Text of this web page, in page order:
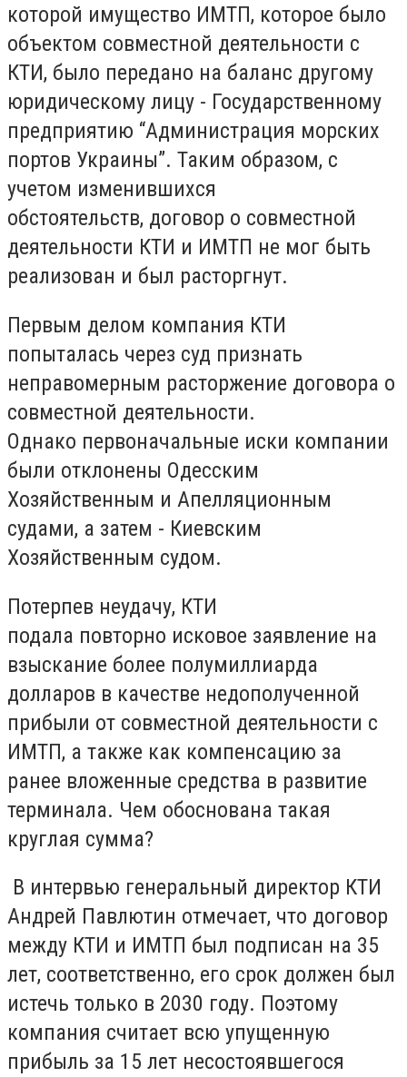
которой имущество ИМТП, которое было
объектом совместной деятельности с
КТИ, было передано на баланс другому
юридическому лицу - Государственному
предприятию “Администрация морских
портов Украины”. Таким образом, с
учетом изменившихся
обстоятельств, договор о совместной
деятельности КТИ и ИМТП не мог быть
реализован и был расторгнут.
Первым делом компания КТИ
попыталась через суд признать
неправомерным расторжение договора о
совместной деятельности.
Однако первоначальные иски компании
были отклонены Одесским
Хозяйственным и Апелляционным
судами, а затем - Киевским
Хозяйственным судом.
Потерпев неудачу, КТИ
подала повторно исковое заявление на
взыскание более полумиллиарда
долларов в качестве недополученной
прибыли от совместной деятельности с
ИМТП, а также как компенсацию за
ранее вложенные средства в развитие
терминала. Чем обоснована такая
круглая сумма?
В интервью генеральный директор КТИ
Андрей Павлютин отмечает, что договор
между КТИ и ИМТП был подписан на 35
лет, соответственно, его срок должен был
истечь только в 2030 году. Поэтому
компания считает всю упущенную
прибыль за 15 лет несостоявшегося